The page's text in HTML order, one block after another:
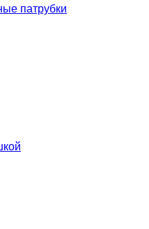
патрубки